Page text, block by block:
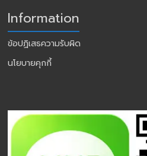
Information
ข้อปฏิเสธความรับผิด
นโยบายคุกกี้